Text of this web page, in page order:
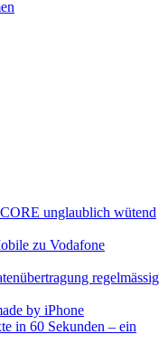
unglaublich wütend
zu Vodafone
regelmässig
by iPhone
in 60 Sekunden – ein